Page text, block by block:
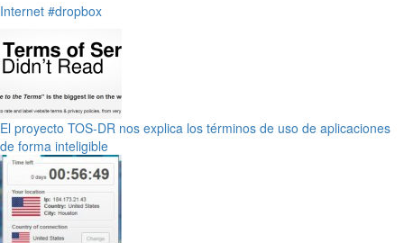
Internet #dropbox
El proyecto TOS-DR nos explica los términos de uso de aplicaciones
de forma inteligible